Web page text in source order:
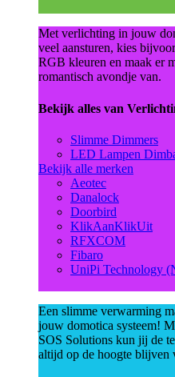
Met verlichting in jouw
veel aansturen, kies
RGB kleuren en maak er
romantisch avondje van.
Bekijk alles van
Slimme Dimmers
LED Lampen
Bekijk alle merken
Aeotec
Danalock
Doorbird
KlikAanKlikUit
RFXCOM
Fibaro
UniPi Technology
Een slimme verwarming
jouw domotica systeem!
SOS Solutions kun jij de
altijd op de hoogte blijven